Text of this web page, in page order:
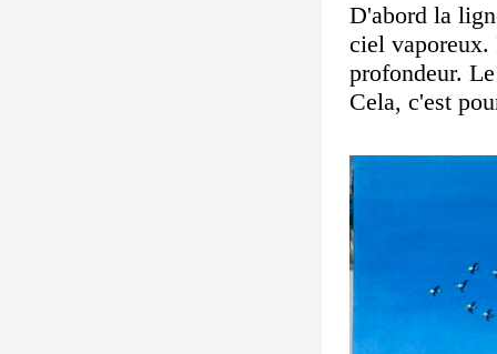
D'abord la
ciel vaporeux.
profondeur.
Cela, c'est